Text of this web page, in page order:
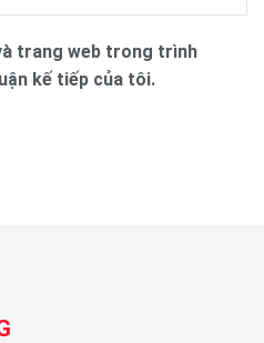
trang web trong trình
kế tiếp của tôi.